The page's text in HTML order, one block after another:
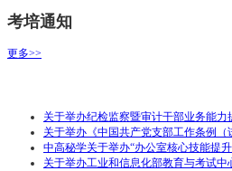
考培通知
更多>>
关于举办纪检监察暨审计干部业务能力
关于举办《中国共产党支部工作条例
中高秘学关于举办“办公室核心技能提
关于举办工业和信息化部教育与考试